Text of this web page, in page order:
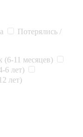
Потерялись /
(6-11 месяцев)
6 лет)
лет)